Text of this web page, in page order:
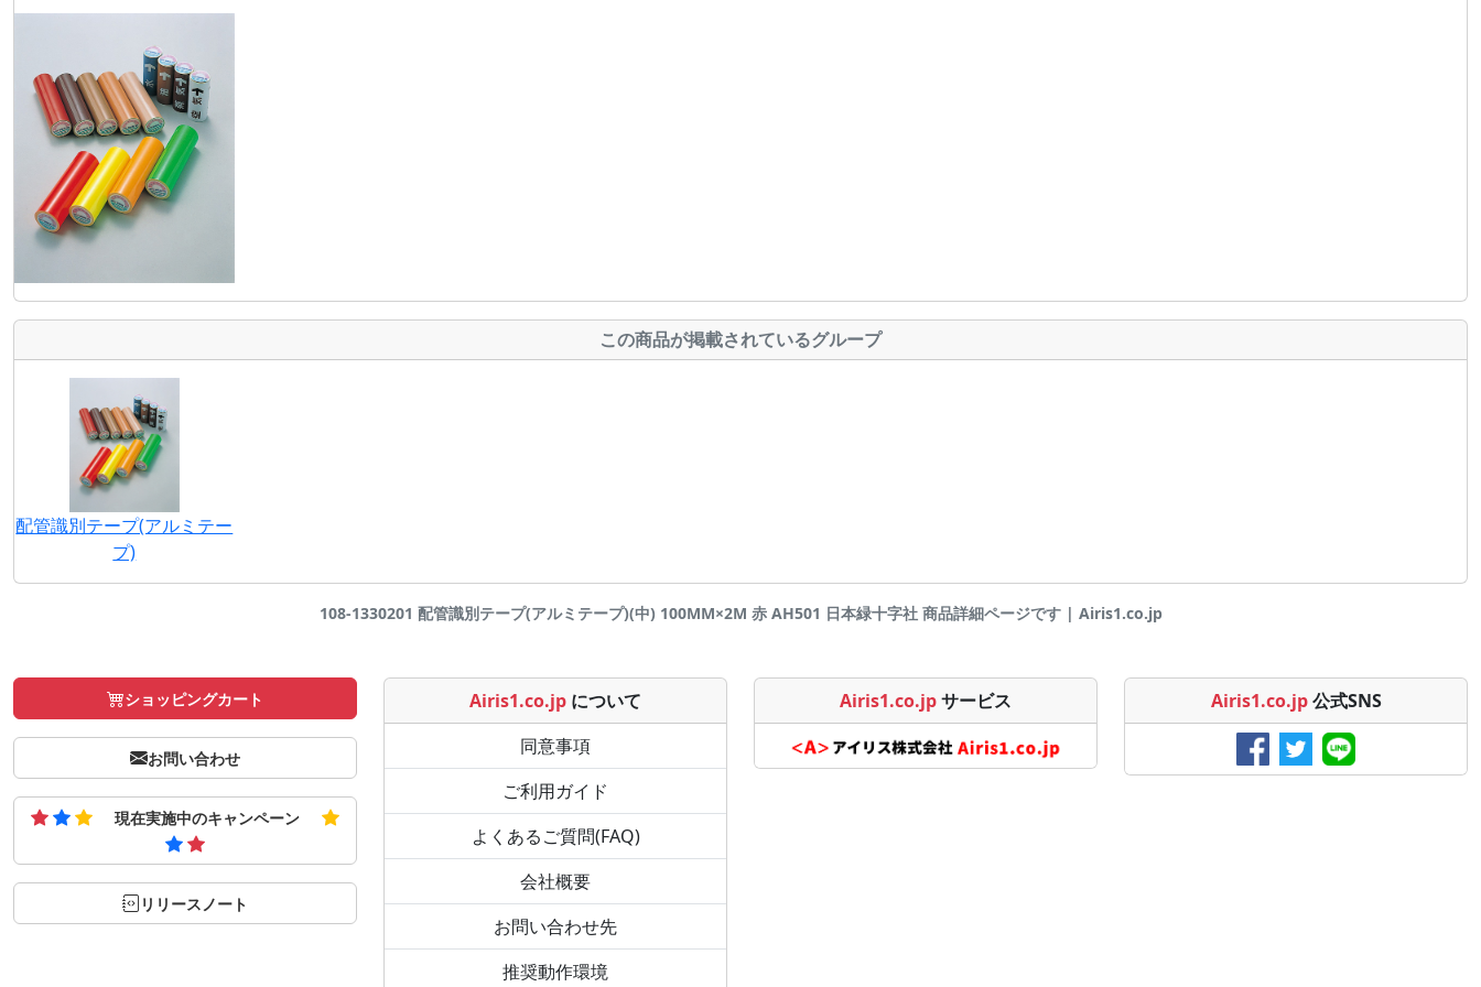
この商品が掲載されているグループ
配管識別テープ(アルミテー
プ)
108-1330201 配管識別テープ(アルミテープ)(中) 100MM×2M 赤 AH501 日本緑十字社 商品詳細ページです | Airis1.co.jp
ショッピングカート
お問い合わせ
現在実施中のキャンペーン
リリースノート
Airis1.co.jp について
同意事項
ご利用ガイド
よくあるご質問(FAQ)
会社概要
お問い合わせ先
推奨動作環境
Airis1.co.jpサービス Airis1.co.jp 公式SNS